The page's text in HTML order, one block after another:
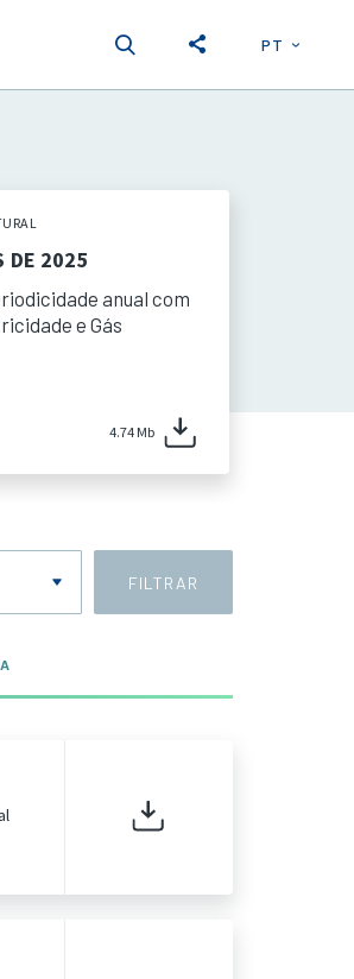
PT
DE 2025
anual com
e Gás
4.74 Mb
FILTRAR